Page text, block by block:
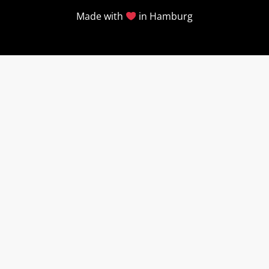
Made with in Hamburg